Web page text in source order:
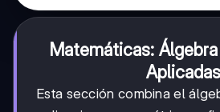
Matemáticas:
Aplicadas
Esta sección combina el